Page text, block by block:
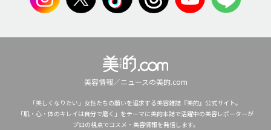
美容情報／ニュースの美的.com
「美しくなりたい」女性たちの願いを追求する美容雑誌『美的』公式サイト。
「肌・心・体のキレイは自分で磨く」をテーマに美的本誌で活躍中の美容レポーターが
プロの視点でコスメ・美容情報を発信します。